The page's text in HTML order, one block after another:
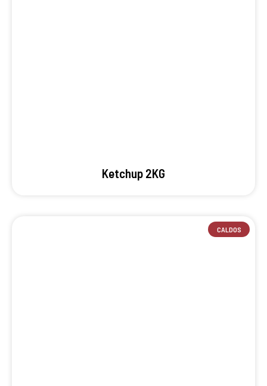
Ketchup 2KG
CALDOS